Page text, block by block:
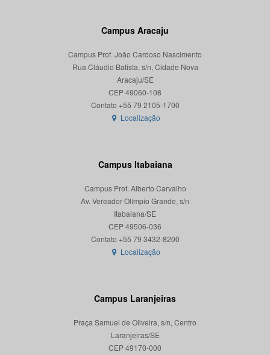
Campus Aracaju
Campus Prof. João Cardoso Nascimento
Rua Cláudio Batista, s/n, Cidade Nova
Aracaju/SE
CEP 49060-108
Localização
Campus Itabaiana
Campus Prof. Alberto Carvalho
Av. Vereador Olímpio Grande, s/n
Itabaiana/SE
CEP 49506-036
Localização
Campus Laranjeiras
Praça Samuel de Oliveira, s/n, Centro
Laranjeiras/SE
CEP 49170-000